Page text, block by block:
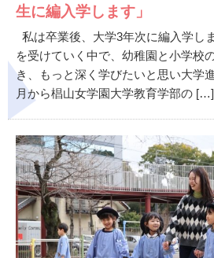
生に編入学します」
私は卒業後、大学3年次に編入学し
を受けていく中で、幼稚園と小学校
き、もっと深く学びたいと思い大学
月から椙山女学園大学教育学部の […]